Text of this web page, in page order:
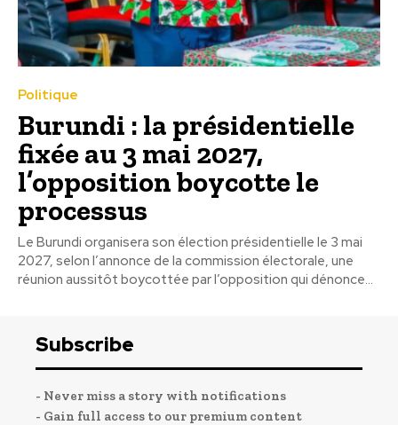
Politique
Burundi : la présidentielle
fixée au 3 mai 2027,
l’opposition boycotte le
processus
Le Burundi organisera son élection présidentielle le 3 mai
2027, selon l’annonce de la commission électorale, une
réunion aussitôt boycottée par l’opposition qui dénonce...
Subscribe
- Never miss a story with notifications
- Gain full access to our premium content